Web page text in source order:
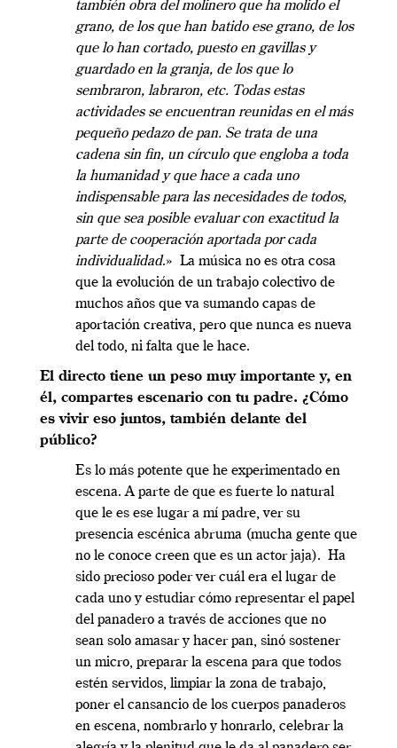
también obra del molinero que ha molido el
grano, de los que han batido ese grano, de los
que lo han cortado, puesto en gavillas y
guardado en la granja, de los que lo
sembraron, labraron, etc. Todas estas
actividades se encuentran reunidas en el más
pequeño pedazo de pan. Se trata de una
cadena sin fin, un círculo que engloba a toda
la humanidad y que hace a cada uno
indispensable para las necesidades de todos,
sin que sea posible evaluar con exactitud la
parte de cooperación aportada por cada
individualidad.» La música no es otra cosa
que la evolución de un trabajo colectivo de
muchos años que va sumando capas de
aportación creativa, pero que nunca es nueva
del todo, ni falta que le hace.
El directo tiene un peso muy importante y, en
él, compartes escenario con tu padre. ¿Cómo
es vivir eso juntos, también delante del
público?
Es lo más potente que he experimentado en
escena. A parte de que es fuerte lo natural
que le es ese lugar a mí padre, ver su
presencia escénica abruma (mucha gente que
no le conoce creen que es un actor jaja). Ha
sido precioso poder ver cuál era el lugar de
cada uno y estudiar cómo representar el papel
del panadero a través de acciones que no
sean solo amasar y hacer pan, sinó sostener
un micro, preparar la escena para que todos
estén servidos, limpiar la zona de trabajo,
poner el cansancio de los cuerpos panaderos
en escena, nombrarlo y honrarlo, celebrar la